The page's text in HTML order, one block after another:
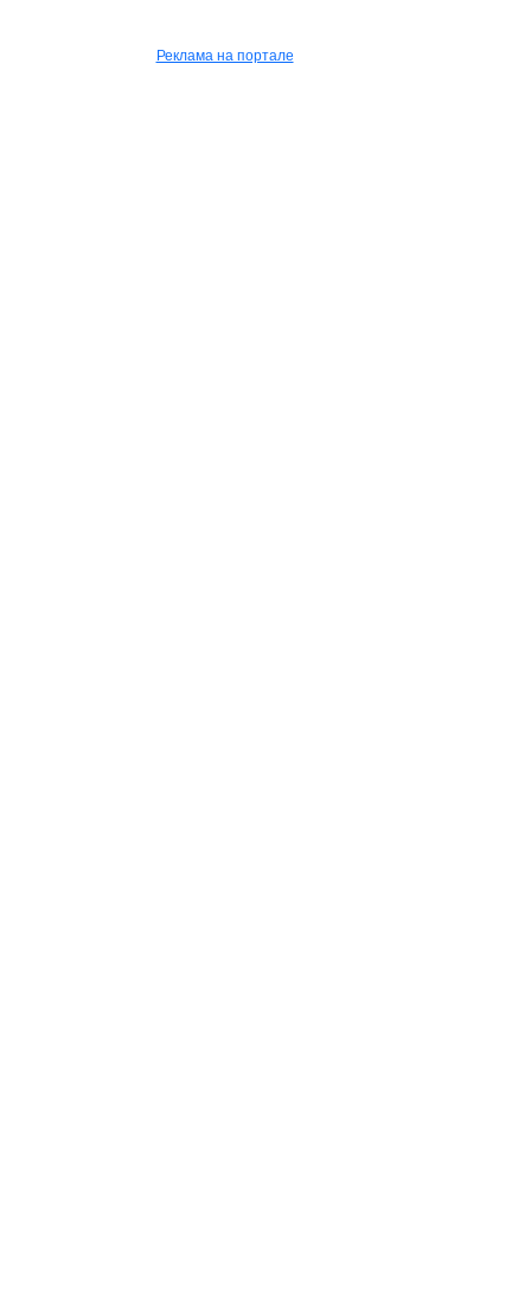
Реклама на портале